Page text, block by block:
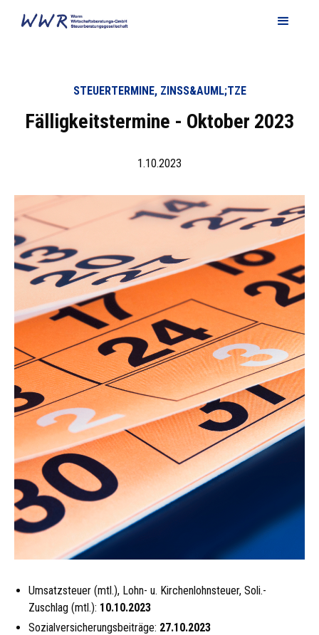
STEUERTERMINE, ZINSS&AUML;TZE
Fälligkeitstermine - Oktober 2023
1.10.2023
Umsatzsteuer (mtl.), Lohn- u. Kirchenlohnsteuer, Soli.-
Zuschlag (mtl.): 10.10.2023
Sozialversicherungsbeiträge: 27.10.2023